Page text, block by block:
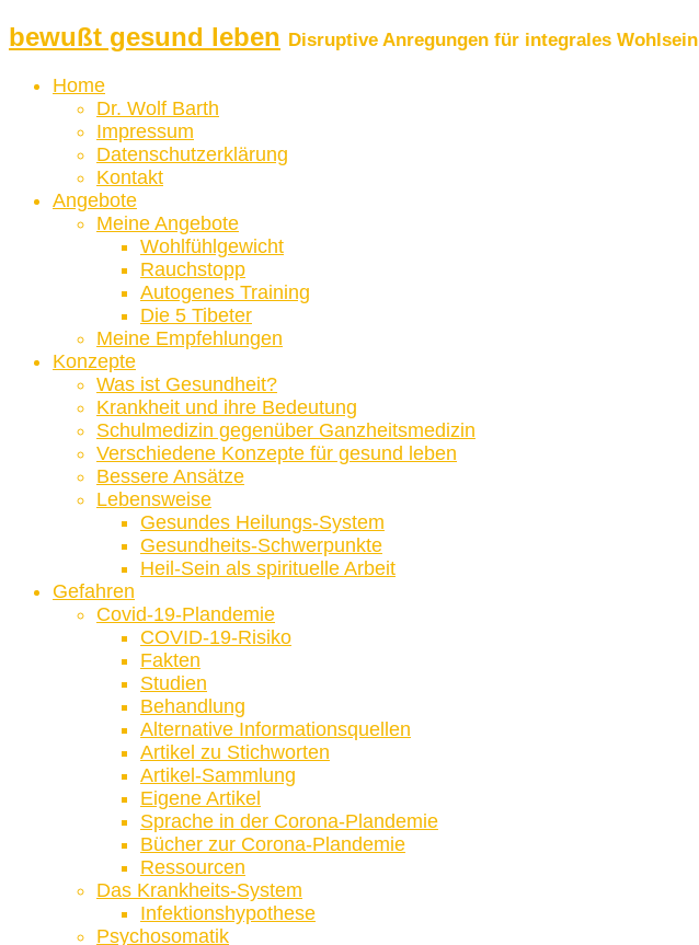
bewußt gesund leben Disruptive Anregungen für integrales Wohlsein
Home
Dr. Wolf Barth
Impressum
Datenschutzerklärung
Kontakt
Angebote
Meine Angebote
Wohlfühlgewicht
Rauchstopp
Autogenes Training
Die 5 Tibeter
Meine Empfehlungen
Konzepte
Was ist Gesundheit?
Krankheit und ihre Bedeutung
Schulmedizin gegenüber Ganzheitsmedizin
Verschiedene Konzepte für gesund leben
Bessere Ansätze
Lebensweise
Gesundes Heilungs-System
Gesundheits-Schwerpunkte
Heil-Sein als spirituelle Arbeit
Gefahren
Covid-19-Plandemie
COVID-19-Risiko
Fakten
Studien
Behandlung
Alternative Informationsquellen
Artikel zu Stichworten
Artikel-Sammlung
Eigene Artikel
Sprache in der Corona-Plandemie
Bücher zur Corona-Plandemie
Ressourcen
Das Krankheits-System
Infektionshypothese
Psychosomatik